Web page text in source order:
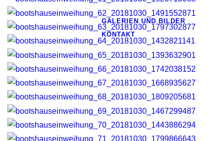
GALERIEN UND BILDER
KONTAKT